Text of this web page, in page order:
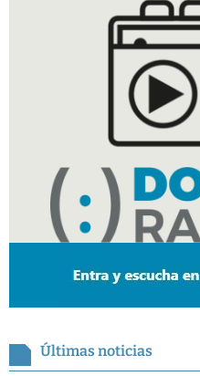
Últimas noticias